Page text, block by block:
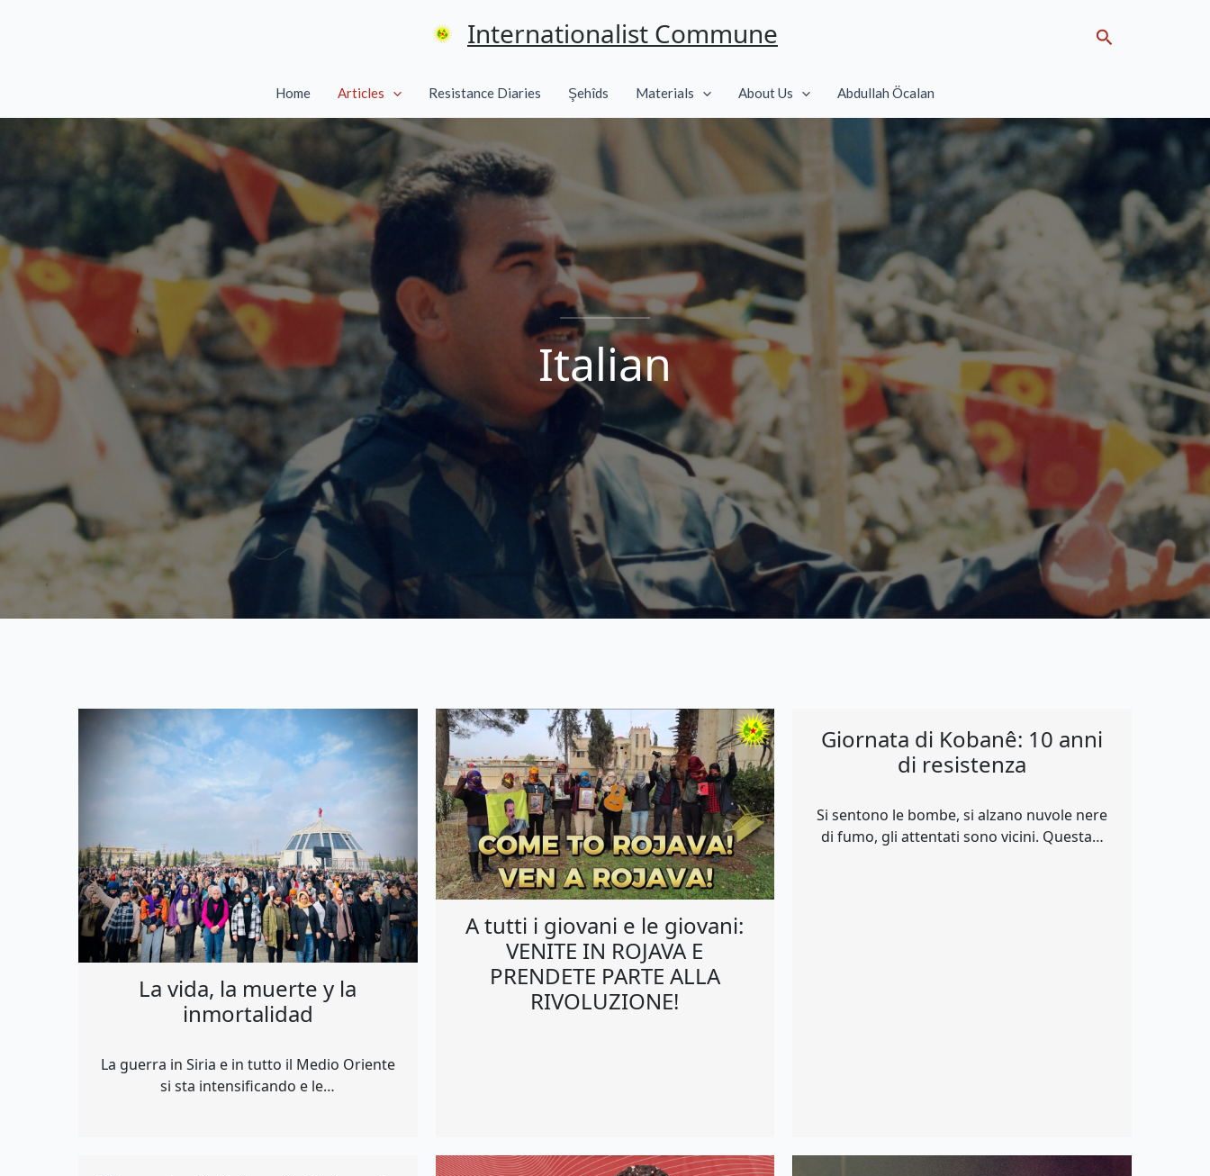
Internationalist Commune Search
Home Articles Resistance Diaries Şehîds Materials About Us Abdullah Öcalan
Italian
La vida, la muerte y la
inmortalidad
La guerra in Siria e in tutto il Medio Oriente
si sta intensificando e le…
A tutti i giovani e le giovani:
VENITE IN ROJAVA E
PRENDETE PARTE ALLA
RIVOLUZIONE!
Giornata di Kobanê: 10 anni
di resistenza
Si sentono le bombe, si alzano nuvole nere
di fumo, gli attentati sono vicini. Questa…